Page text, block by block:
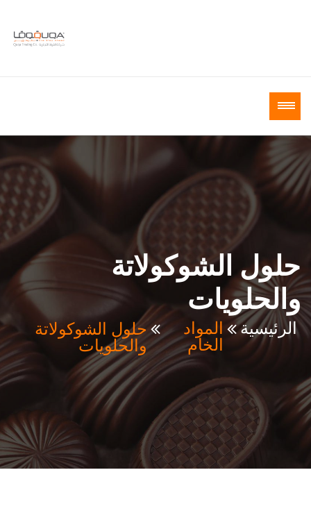
حلول الشوكولاتة
والحلويات
الرئيسية
المواد
الخام
حلول الشوكولاتة
والحلويات